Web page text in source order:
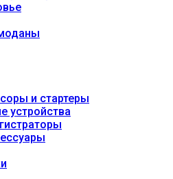
и стартеры
устройства